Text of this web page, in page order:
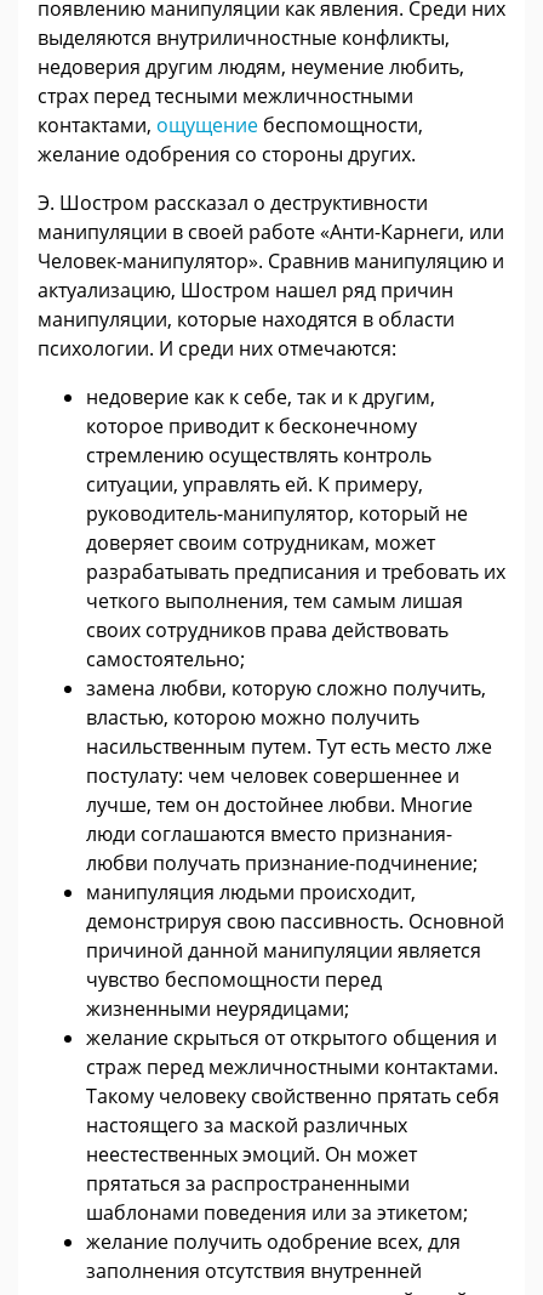
появлению манипуляции как явления. Среди них
выделяются внутриличностные конфликты,
недоверия другим людям, неумение любить,
страх перед тесными межличностными
контактами, ощущение беспомощности,
желание одобрения со стороны других.
Э. Шостром рассказал о деструктивности
манипуляции в своей работе «Анти-Карнеги, или
Человек-манипулятор». Сравнив манипуляцию и
актуализацию, Шостром нашел ряд причин
манипуляции, которые находятся в области
психологии. И среди них отмечаются:
недоверие как к себе, так и к другим,
которое приводит к бесконечному
стремлению осуществлять контроль
ситуации, управлять ей. К примеру,
руководитель-манипулятор, который не
доверяет своим сотрудникам, может
разрабатывать предписания и требовать их
четкого выполнения, тем самым лишая
своих сотрудников права действовать
самостоятельно;
замена любви, которую сложно получить,
властью, которою можно получить
насильственным путем. Тут есть место лже
постулату: чем человек совершеннее и
лучше, тем он достойнее любви. Многие
люди соглашаются вместо признания-
любви получать признание-подчинение;
манипуляция людьми происходит,
демонстрируя свою пассивность. Основной
причиной данной манипуляции является
чувство беспомощности перед
жизненными неурядицами;
желание скрыться от открытого общения и
страж перед межличностными контактами.
Такому человеку свойственно прятать себя
настоящего за маской различных
неестественных эмоций. Он может
прятаться за распространенными
шаблонами поведения или за этикетом;
желание получить одобрение всех, для
заполнения отсутствия внутренней